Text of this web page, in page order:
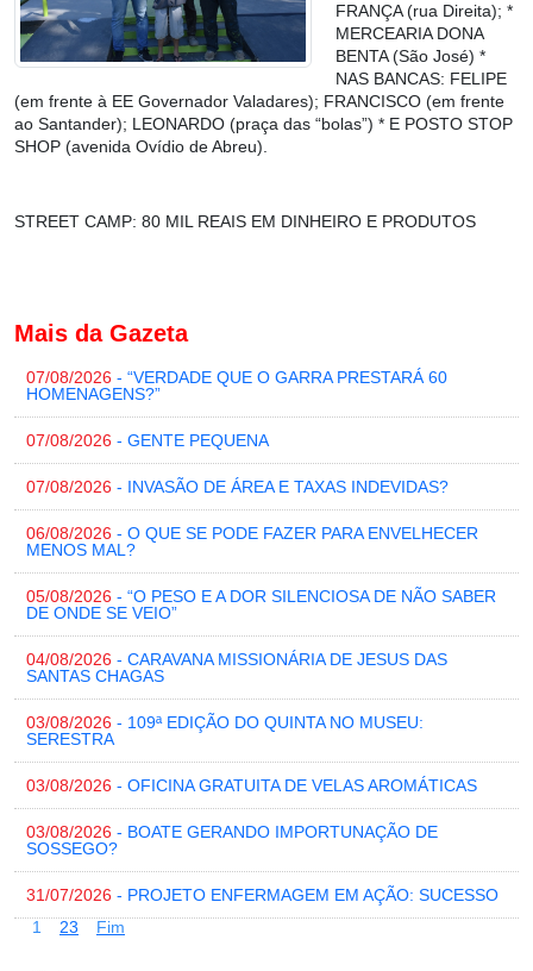
FRANÇA (rua Direita); *
MERCEARIA DONA
BENTA (São José) *
NAS BANCAS: FELIPE
(em frente à EE Governador Valadares); FRANCISCO (em frente
ao Santander); LEONARDO (praça das “bolas”) * E POSTO STOP
SHOP (avenida Ovídio de Abreu).
STREET CAMP: 80 MIL REAIS EM DINHEIRO E PRODUTOS
Mais da Gazeta
07/08/2026 - “VERDADE QUE O GARRA PRESTARÁ 60
HOMENAGENS?”
07/08/2026 - GENTE PEQUENA
07/08/2026 - INVASÃO DE ÁREA E TAXAS INDEVIDAS?
06/08/2026 - O QUE SE PODE FAZER PARA ENVELHECER
MENOS MAL?
05/08/2026 - “O PESO E A DOR SILENCIOSA DE NÃO SABER
DE ONDE SE VEIO”
04/08/2026 - CARAVANA MISSIONÁRIA DE JESUS DAS
SANTAS CHAGAS
03/08/2026 - 109ª EDIÇÃO DO QUINTA NO MUSEU:
SERESTRA
03/08/2026 - OFICINA GRATUITA DE VELAS AROMÁTICAS
03/08/2026 - BOATE GERANDO IMPORTUNAÇÃO DE
SOSSEGO?
31/07/2026 - PROJETO ENFERMAGEM EM AÇÃO: SUCESSO
1
23 Fim